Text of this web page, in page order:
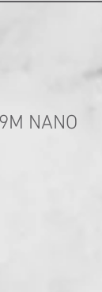
NANO